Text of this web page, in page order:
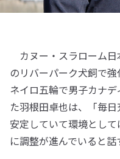
カヌー・スラローム
のリバーパーク犬飼で
ネイロ五輪で男子カナ
た羽根田卓也は、「毎
安定していて環境とし
に調整が進んでいると話